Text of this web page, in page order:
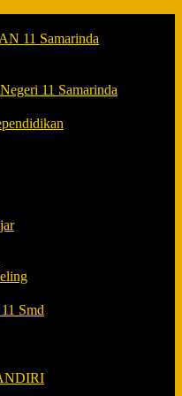
11 Samarinda
11 Samarinda
Smd